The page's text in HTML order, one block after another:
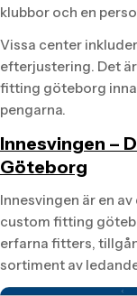
klubbor och en
Vissa center
efterjustering. Det
fitting göteborg
pengarna.
Innesvingen –
Göteborg
Innesvingen är en
custom fitting
erfarna fitters,
sortiment av